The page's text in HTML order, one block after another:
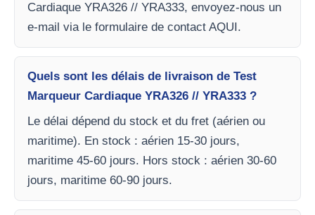
Cardiaque YRA326 // YRA333, envoyez-nous un
e-mail via le formulaire de contact AQUI.
Quels sont les délais de livraison de Test
Marqueur Cardiaque YRA326 // YRA333 ?
Le délai dépend du stock et du fret (aérien ou
maritime). En stock : aérien 15-30 jours,
maritime 45-60 jours. Hors stock : aérien 30-60
jours, maritime 60-90 jours.